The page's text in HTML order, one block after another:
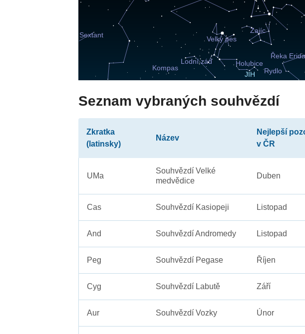
Seznam vybraných souhvězdí
Zkratka
(latinsky)
Název
Nejlepší
v ČR
UMa
Souhvězdí Velké
medvědice
Duben
Cas Souhvězdí Kasiopeji Listopad
And Souhvězdí Andromedy Listopad
Peg Souhvězdí Pegase Říjen
Cyg Souhvězdí Labutě Září
Aur Souhvězdí Vozky Únor